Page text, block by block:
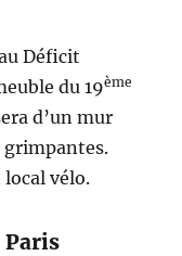
Déficit
du 19ème
d’un mur
grimpantes.
vélo.